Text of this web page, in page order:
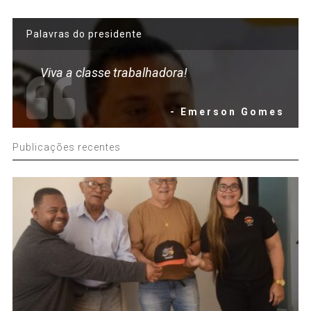
Palavras do presidente
Viva a classe trabalhadora!
- Emerson Gomes
Publicações recentes